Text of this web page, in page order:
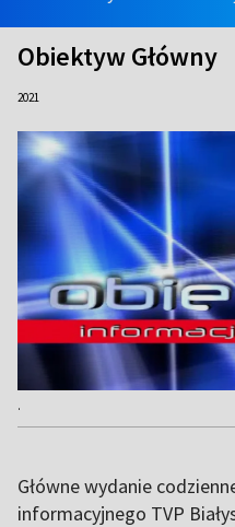
Obiektyw Główny
2021
.
Główne wydanie
informacyjnego TVP